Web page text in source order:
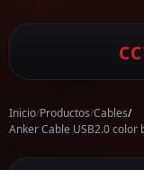
Inicio/Productos/Cables/
Anker Cable USB2.0 color